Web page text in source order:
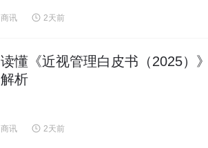
商讯 2天前
读懂《近视管理白皮书（2025）
解析
商讯 2天前